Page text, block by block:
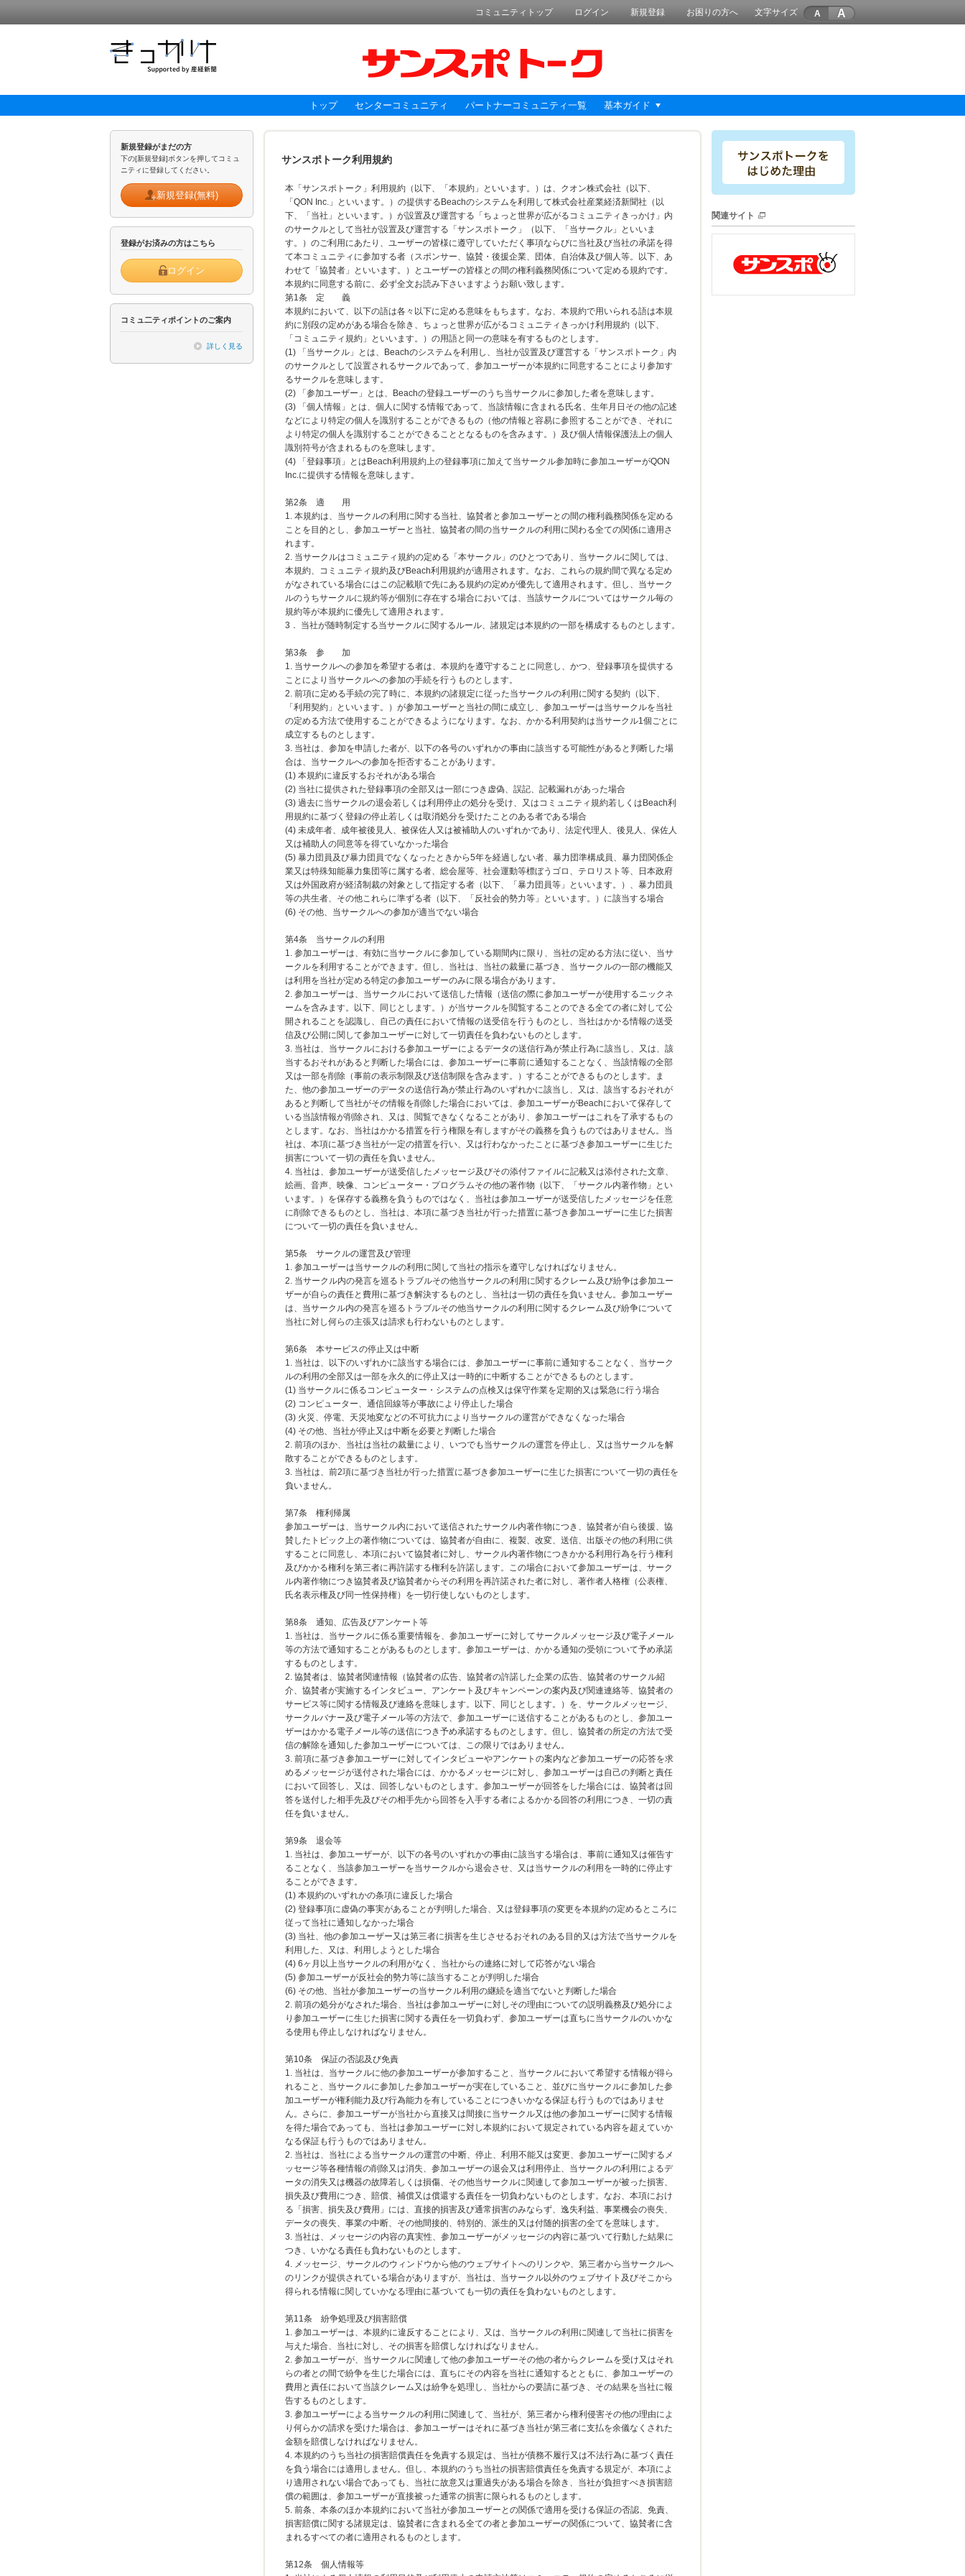
コミュニティトップ ログイン 新規登録 お困りの方へ 文字サイズ A
トップ センターコミュニティ パートナーコミュニティ一覧 基本ガイド
新規登録がまだの方
下の[新規登録]ボタンを押してコミュ
ニティに登録してください。
新規登録(無料)
登録がお済みの方はこちら
ログイン
コミュ二ティポイントのご案内
詳しく見る
サンスポトーク利用規約
本「サンスポトーク」利用規約（以下、「本規約」といいます。）は、クオン株式会社（以下、
「QON Inc.」といいます。）の提供するBeachのシステムを利用して株式会社産業経済新聞社（以
下、「当社」といいます。）が設置及び運営する「ちょっと世界が広がるコミュニティきっかけ」内
のサークルとして当社が設置及び運営する「サンスポトーク」（以下、「当サークル」といいま
す。）のご利用にあたり、ユーザーの皆様に遵守していただく事項ならびに当社及び当社の承諾を得
て本コミュニティに参加する者（スポンサー、協賛・後援企業、団体、自治体及び個人等。以下、あ
わせて「協賛者」といいます。）とユーザーの皆様との間の権利義務関係について定める規約です。
本規約に同意する前に、必ず全文お読み下さいますようお願い致します。
第1条 定 義
本規約において、以下の語は各々以下に定める意味をもちます。なお、本規約で用いられる語は本規
約に別段の定めがある場合を除き、ちょっと世界が広がるコミュニティきっかけ利用規約（以下、
「コミュニティ規約」といいます。）の用語と同一の意味を有するものとします。
(1) 「当サークル」とは、Beachのシステムを利用し、当社が設置及び運営する「サンスポトーク」内
のサークルとして設置されるサークルであって、参加ユーザーが本規約に同意することにより参加す
るサークルを意味します。
(2) 「参加ユーザー」とは、Beachの登録ユーザーのうち当サークルに参加した者を意味します。
(3) 「個人情報」とは、個人に関する情報であって、当該情報に含まれる氏名、生年月日その他の記述
などにより特定の個人を識別することができるもの（他の情報と容易に参照することができ、それに
より特定の個人を識別することができることとなるものを含みます。）及び個人情報保護法上の個人
識別符号が含まれるものを意味します。
(4) 「登録事項」とはBeach利用規約上の登録事項に加えて当サークル参加時に参加ユーザーがQON
Inc.に提供する情報を意味します。
第2条 適 用
1. 本規約は、当サークルの利用に関する当社、協賛者と参加ユーザーとの間の権利義務関係を定める
ことを目的とし、参加ユーザーと当社、協賛者の間の当サークルの利用に関わる全ての関係に適用さ
れます。
2. 当サークルはコミュニティ規約の定める「本サークル」のひとつであり、当サークルに関しては、
本規約、コミュニティ規約及びBeach利用規約が適用されます。なお、これらの規約間で異なる定め
がなされている場合にはこの記載順で先にある規約の定めが優先して適用されます。但し、当サーク
ルのうちサークルに規約等が個別に存在する場合においては、当該サークルについてはサークル毎の
規約等が本規約に優先して適用されます。
3． 当社が随時制定する当サークルに関するルール、諸規定は本規約の一部を構成するものとします。
第3条 参 加
1. 当サークルへの参加を希望する者は、本規約を遵守することに同意し、かつ、登録事項を提供する
ことにより当サークルへの参加の手続を行うものとします。
2. 前項に定める手続の完了時に、本規約の諸規定に従った当サークルの利用に関する契約（以下、
「利用契約」といいます。）が参加ユーザーと当社の間に成立し、参加ユーザーは当サークルを当社
の定める方法で使用することができるようになります。なお、かかる利用契約は当サークル1個ごとに
成立するものとします。
3. 当社は、参加を申請した者が、以下の各号のいずれかの事由に該当する可能性があると判断した場
合は、当サークルへの参加を拒否することがあります。
(1) 本規約に違反するおそれがある場合
(2) 当社に提供された登録事項の全部又は一部につき虚偽、誤記、記載漏れがあった場合
(3) 過去に当サークルの退会若しくは利用停止の処分を受け、又はコミュニティ規約若しくはBeach利
用規約に基づく登録の停止若しくは取消処分を受けたことのある者である場合
(4) 未成年者、成年被後見人、被保佐人又は被補助人のいずれかであり、法定代理人、後見人、保佐人
又は補助人の同意等を得ていなかった場合
(5) 暴力団員及び暴力団員でなくなったときから5年を経過しない者、暴力団準構成員、暴力団関係企
業又は特殊知能暴力集団等に属する者、総会屋等、社会運動等標ぼうゴロ、テロリスト等、日本政府
又は外国政府が経済制裁の対象として指定する者（以下、「暴力団員等」といいます。）、暴力団員
等の共生者、その他これらに準ずる者（以下、「反社会的勢力等」といいます。）に該当する場合
(6) その他、当サークルへの参加が適当でない場合
第4条 当サークルの利用
1. 参加ユーザーは、有効に当サークルに参加している期間内に限り、当社の定める方法に従い、当サ
ークルを利用することができます。但し、当社は、当社の裁量に基づき、当サークルの一部の機能又
は利用を当社が定める特定の参加ユーザーのみに限る場合があります。
2. 参加ユーザーは、当サークルにおいて送信した情報（送信の際に参加ユーザーが使用するニックネ
ームを含みます。以下、同じとします。）が当サークルを閲覧することのできる全ての者に対して公
開されることを認識し、自己の責任において情報の送受信を行うものとし、当社はかかる情報の送受
信及び公開に関して参加ユーザーに対して一切責任を負わないものとします。
3. 当社は、当サークルにおける参加ユーザーによるデータの送信行為が禁止行為に該当し、又は、該
当するおそれがあると判断した場合には、参加ユーザーに事前に通知することなく、当該情報の全部
又は一部を削除（事前の表示制限及び送信制限を含みます。）することができるものとします。ま
た、他の参加ユーザーのデータの送信行為が禁止行為のいずれかに該当し、又は、該当するおそれが
あると判断して当社がその情報を削除した場合においては、参加ユーザーがBeachにおいて保存して
いる当該情報が削除され、又は、閲覧できなくなることがあり、参加ユーザーはこれを了承するもの
とします。なお、当社はかかる措置を行う権限を有しますがその義務を負うものではありません。当
社は、本項に基づき当社が一定の措置を行い、又は行わなかったことに基づき参加ユーザーに生じた
損害について一切の責任を負いません。
4. 当社は、参加ユーザーが送受信したメッセージ及びその添付ファイルに記載又は添付された文章、
絵画、音声、映像、コンピューター・プログラムその他の著作物（以下、「サークル内著作物」とい
います。）を保存する義務を負うものではなく、当社は参加ユーザーが送受信したメッセージを任意
に削除できるものとし、当社は、本項に基づき当社が行った措置に基づき参加ユーザーに生じた損害
について一切の責任を負いません。
第5条 サークルの運営及び管理
1. 参加ユーザーは当サークルの利用に関して当社の指示を遵守しなければなりません。
2. 当サークル内の発言を巡るトラブルその他当サークルの利用に関するクレーム及び紛争は参加ユー
ザーが自らの責任と費用に基づき解決するものとし、当社は一切の責任を負いません。参加ユーザー
は、当サークル内の発言を巡るトラブルその他当サークルの利用に関するクレーム及び紛争について
当社に対し何らの主張又は請求も行わないものとします。
第6条 本サービスの停止又は中断
1. 当社は、以下のいずれかに該当する場合には、参加ユーザーに事前に通知することなく、当サーク
ルの利用の全部又は一部を永久的に停止又は一時的に中断することができるものとします。
(1) 当サークルに係るコンピューター・システムの点検又は保守作業を定期的又は緊急に行う場合
(2) コンピューター、通信回線等が事故により停止した場合
(3) 火災、停電、天災地変などの不可抗力により当サークルの運営ができなくなった場合
(4) その他、当社が停止又は中断を必要と判断した場合
2. 前項のほか、当社は当社の裁量により、いつでも当サークルの運営を停止し、又は当サークルを解
散することができるものとします。
3. 当社は、前2項に基づき当社が行った措置に基づき参加ユーザーに生じた損害について一切の責任を
負いません。
第7条 権利帰属
参加ユーザーは、当サークル内において送信されたサークル内著作物につき、協賛者が自ら後援、協
賛したトピック上の著作物については、協賛者が自由に、複製、改変、送信、出版その他の利用に供
することに同意し、本項において協賛者に対し、サークル内著作物につきかかる利用行為を行う権利
及びかかる権利を第三者に再許諾する権利を許諾します。この場合において参加ユーザーは、サーク
ル内著作物につき協賛者及び協賛者からその利用を再許諾された者に対し、著作者人格権（公表権、
氏名表示権及び同一性保持権）を一切行使しないものとします。
第8条 通知、広告及びアンケート等
1. 当社は、当サークルに係る重要情報を、参加ユーザーに対してサークルメッセージ及び電子メール
等の方法で通知することがあるものとします。参加ユーザーは、かかる通知の受領について予め承諾
するものとします。
2. 協賛者は、協賛者関連情報（協賛者の広告、協賛者の許諾した企業の広告、協賛者のサークル紹
介、協賛者が実施するインタビュー、アンケート及びキャンペーンの案内及び関連連絡等、協賛者の
サービス等に関する情報及び連絡を意味します。以下、同じとします。）を、サークルメッセージ、
サークルバナー及び電子メール等の方法で、参加ユーザーに送信することがあるものとし、参加ユー
ザーはかかる電子メール等の送信につき予め承諾するものとします。但し、協賛者の所定の方法で受
信の解除を通知した参加ユーザーについては、この限りではありません。
3. 前項に基づき参加ユーザーに対してインタビューやアンケートの案内など参加ユーザーの応答を求
めるメッセージが送付された場合には、かかるメッセージに対し、参加ユーザーは自己の判断と責任
において回答し、又は、回答しないものとします。参加ユーザーが回答をした場合には、協賛者は回
答を送付した相手先及びその相手先から回答を入手する者によるかかる回答の利用につき、一切の責
任を負いません。
第9条 退会等
1. 当社は、参加ユーザーが、以下の各号のいずれかの事由に該当する場合は、事前に通知又は催告す
ることなく、当該参加ユーザーを当サークルから退会させ、又は当サークルの利用を一時的に停止す
ることができます。
(1) 本規約のいずれかの条項に違反した場合
(2) 登録事項に虚偽の事実があることが判明した場合、又は登録事項の変更を本規約の定めるところに
従って当社に通知しなかった場合
(3) 当社、他の参加ユーザー又は第三者に損害を生じさせるおそれのある目的又は方法で当サークルを
利用した、又は、利用しようとした場合
(4) 6ヶ月以上当サークルの利用がなく、当社からの連絡に対して応答がない場合
(5) 参加ユーザーが反社会的勢力等に該当することが判明した場合
(6) その他、当社が参加ユーザーの当サークル利用の継続を適当でないと判断した場合
2. 前項の処分がなされた場合、当社は参加ユーザーに対しその理由についての説明義務及び処分によ
り参加ユーザーに生じた損害に関する責任を一切負わず、参加ユーザーは直ちに当サークルのいかな
る使用も停止しなければなりません。
第10条 保証の否認及び免責
1. 当社は、当サークルに他の参加ユーザーが参加すること、当サークルにおいて希望する情報が得ら
れること、当サークルに参加した参加ユーザーが実在していること、並びに当サークルに参加した参
加ユーザーが権利能力及び行為能力を有していることにつきいかなる保証も行うものではありませ
ん。さらに、参加ユーザーが当社から直接又は間接に当サークル又は他の参加ユーザーに関する情報
を得た場合であっても、当社は参加ユーザーに対し本規約において規定されている内容を超えていか
なる保証も行うものではありません。
2. 当社は、当社による当サークルの運営の中断、停止、利用不能又は変更、参加ユーザーに関するメ
ッセージ等各種情報の削除又は消失、参加ユーザーの退会又は利用停止、当サークルの利用によるデ
ータの消失又は機器の故障若しくは損傷、その他当サークルに関連して参加ユーザーが被った損害、
損失及び費用につき、賠償、補償又は償還する責任を一切負わないものとします。なお、本項におけ
る「損害、損失及び費用」には、直接的損害及び通常損害のみならず、逸失利益、事業機会の喪失、
データの喪失、事業の中断、その他間接的、特別的、派生的又は付随的損害の全てを意味します。
3. 当社は、メッセージの内容の真実性、参加ユーザーがメッセージの内容に基づいて行動した結果に
つき、いかなる責任も負わないものとします。
4. メッセージ、サークルのウィンドウから他のウェブサイトへのリンクや、第三者から当サークルへ
のリンクが提供されている場合がありますが、当社は、当サークル以外のウェブサイト及びそこから
得られる情報に関していかなる理由に基づいても一切の責任を負わないものとします。
第11条 紛争処理及び損害賠償
1. 参加ユーザーは、本規約に違反することにより、又は、当サークルの利用に関連して当社に損害を
与えた場合、当社に対し、その損害を賠償しなければなりません。
2. 参加ユーザーが、当サークルに関連して他の参加ユーザーその他の者からクレームを受け又はそれ
らの者との間で紛争を生じた場合には、直ちにその内容を当社に通知するとともに、参加ユーザーの
費用と責任において当該クレーム又は紛争を処理し、当社からの要請に基づき、その結果を当社に報
告するものとします。
3. 参加ユーザーによる当サークルの利用に関連して、当社が、第三者から権利侵害その他の理由によ
り何らかの請求を受けた場合は、参加ユーザーはそれに基づき当社が第三者に支払を余儀なくされた
金額を賠償しなければなりません。
4. 本規約のうち当社の損害賠償責任を免責する規定は、当社が債務不履行又は不法行為に基づく責任
を負う場合には適用しません。但し、本規約のうち当社の損害賠償責任を免責する規定が、本項によ
り適用されない場合であっても、当社に故意又は重過失がある場合を除き、当社が負担すべき損害賠
償の範囲は、参加ユーザーが直接被った通常の損害に限られるものとします。
5. 前条、本条のほか本規約において当社が参加ユーザーとの関係で適用を受ける保証の否認、免責、
損害賠償に関する諸規定は、協賛者に含まれる全ての者と参加ユーザーの関係について、協賛者に含
まれるすべての者に適用されるものとします。
第12条 個人情報等
関連サイト